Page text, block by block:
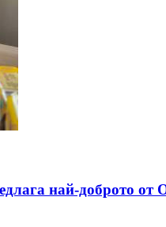
най-доброто от